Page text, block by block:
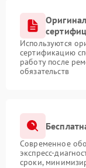
Используются
сертификацию
работу после
обязательств
Современное
экспресс-
сроки,